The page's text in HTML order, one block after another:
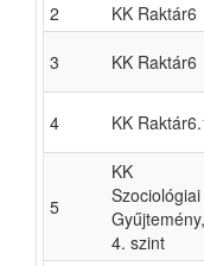
2 KK Raktár6
3 KK Raktár6
4 KK
5
KK
Szociológiai
Gyűjtemény,
4. szint